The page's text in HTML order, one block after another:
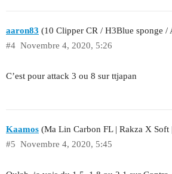
aaron83 (10 Clipper CR / H3Blue sponge /
Novembre 4, 2020, 5:26
#4
C’est pour attack 3 ou 8 sur ttjapan
Kaamos (Ma Lin Carbon FL | Rakza X Soft
Novembre 4, 2020, 5:45
#5